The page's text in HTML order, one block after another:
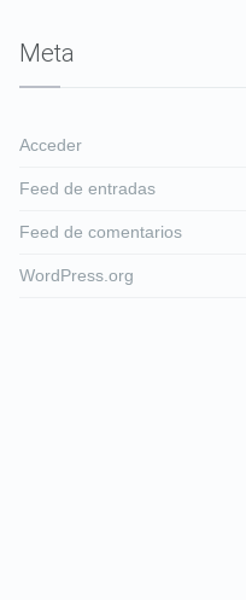
Meta
Acceder
Feed de entradas
Feed de comentarios
WordPress.org